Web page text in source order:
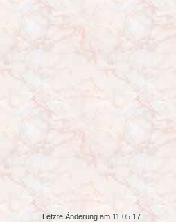
Letzte Änderung am 11.05.17